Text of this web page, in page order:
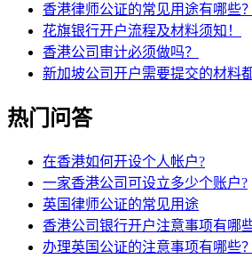
香港律师公证的常见用途有哪些？
花旗银行开户流程及材料须知！
香港公司审计必须做吗？
新加坡公司开户需要提交的材料
热门问答
在香港如何开设个人帐户?
一家香港公司可设立多少个账户?
英国律师公证的常见用途
香港公司银行开户注意事项有哪些
办理英国公证的注意事项有哪些？